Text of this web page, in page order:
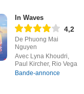
In Waves
4,2
De Phuong Mai
Nguyen
Avec Lyna Khoudri,
Paul Kircher, Rio Vega
Bande-annonce